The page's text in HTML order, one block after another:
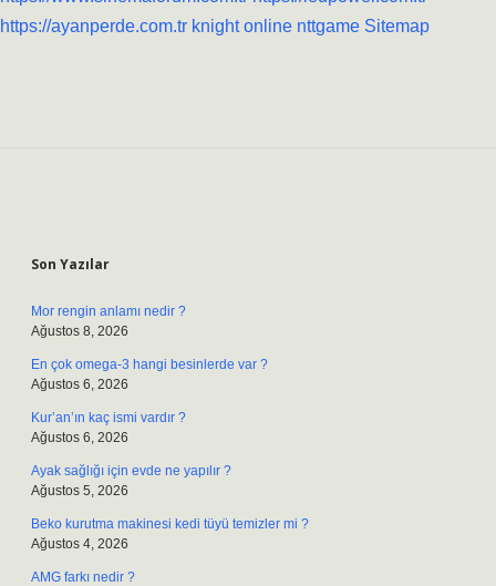
https://ayanperde.com.tr knight online nttgame Sitemap
Son Yazılar
Mor rengin anlamı nedir ?
Ağustos 8, 2026
En çok omega-3 hangi besinlerde var ?
Ağustos 6, 2026
Kur’an’ın kaç ismi vardır ?
Ağustos 6, 2026
Ayak sağlığı için evde ne yapılır ?
Ağustos 5, 2026
Beko kurutma makinesi kedi tüyü temizler mi ?
Ağustos 4, 2026
AMG farkı nedir ?